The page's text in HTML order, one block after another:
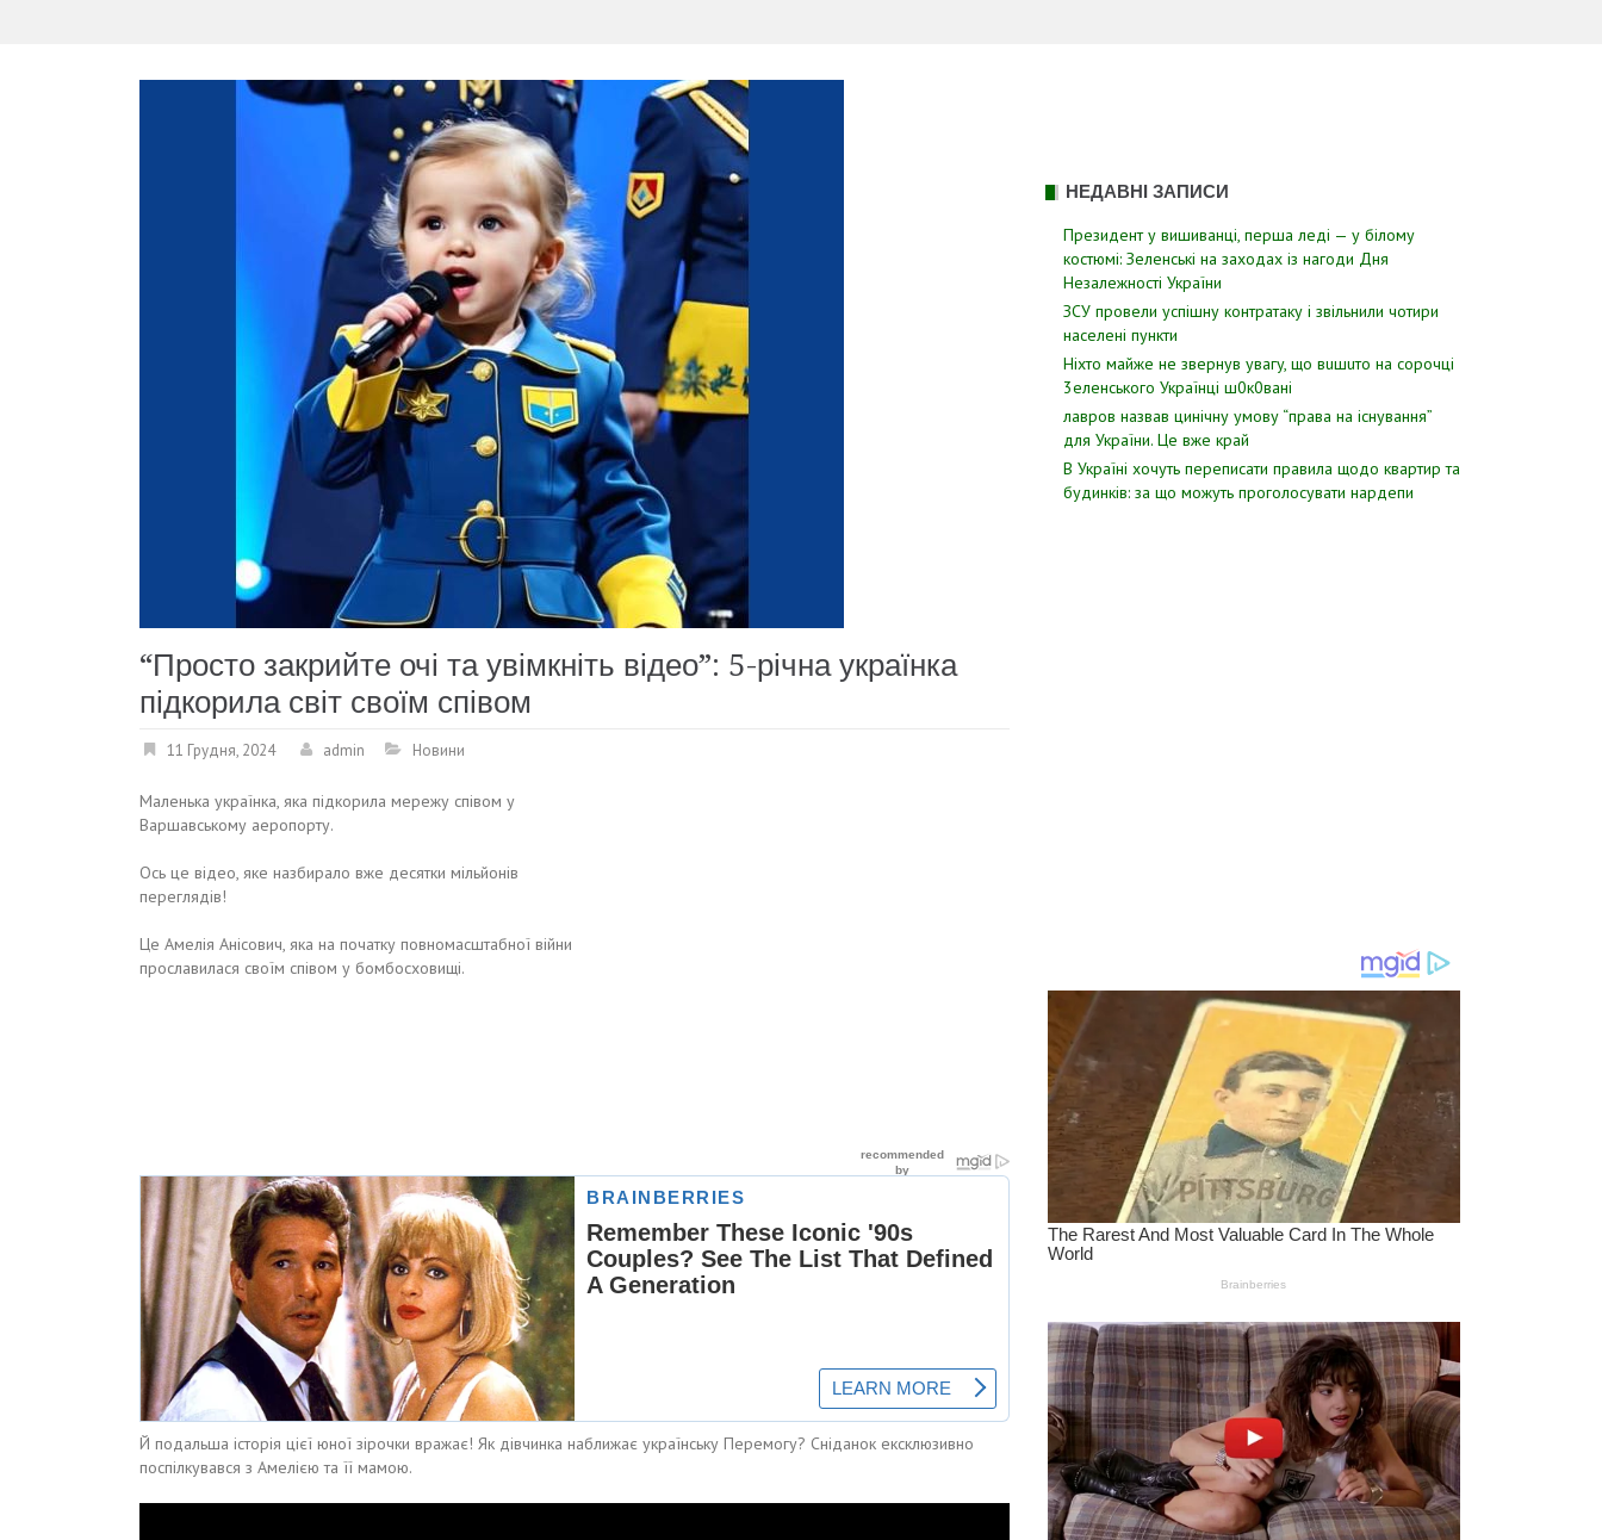
“Просто закрийте очі та увімкніть відео”: 5-річна українка
підкорила світ своїм співом
11 Грудня, 2024 admin Новини
Маленька українка, яка підкорила мережу співом у
Варшавському аеропорту.
Ось це відео, яке назбирало вже десятки мільйонів
переглядів!
Це Амелія Анісович, яка на початку повномасштабної війни
прославилася своїм співом у бомбосховищі.
Й подальша історія цієї юної зірочки вражає! Як дівчинка наближає українську Перемогу? Сніданок ексклюзивно
поспілкувався з Амелією та її мамою.
НЕДАВНІ ЗАПИСИ
Президент у вишиванці, перша леді — у білому
костюмі: Зеленські на заходах із нагоди Дня
Незалежності України
ЗСУ пpовели уcпішну контратаку і звiльнили чотири
наcелені пyнкти
Hixтo мaйжe нe звepнyв yвaгy, щo вuшuтo нa copoчцi
3eлeнcькoгo Укpaїнцi ш0к0вaнi
лавров нaзвав цинiчну умoву “пpава на іcнування”
для Укpаїни. Цe вже кpай
В Україні хочуть переписати правила щодо квартир та
будинків: за що можуть проголосувати нардепи